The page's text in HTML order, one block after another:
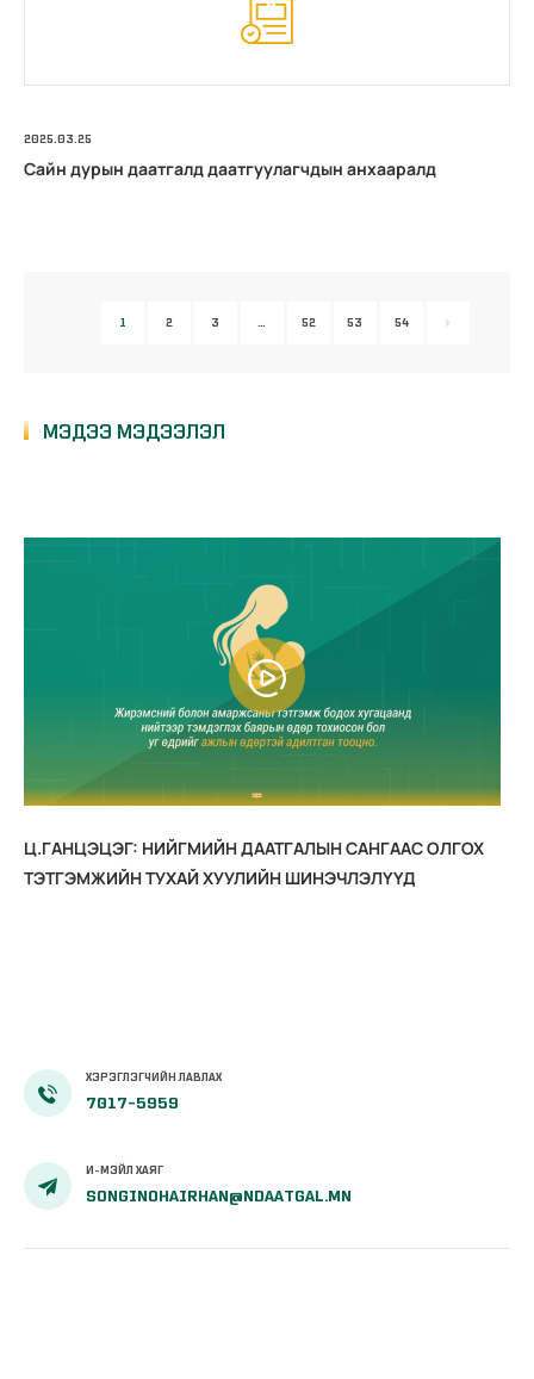
2025.03.25
Сайн дурын даатгалд даатгуулагчдын анхааралд
1 2 3 … 52 53 54
МЭДЭЭ МЭДЭЭЛЭЛ
Ц.ГАНЦЭЦЭГ: НИЙГМИЙН ДААТГАЛЫН САНГААС ОЛГОХ
ТЭТГЭМЖИЙН ТУХАЙ ХУУЛИЙН ШИНЭЧЛЭЛҮҮД
ХЭРЭГЛЭГЧИЙН ЛАВЛАХ
7017-5959
И-МЭЙЛ ХАЯГ
SONGINOHAIRHAN@NDAATGAL.MN